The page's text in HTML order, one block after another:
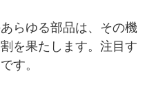
らゆる部品は、その機
を果たします。注目す
す。